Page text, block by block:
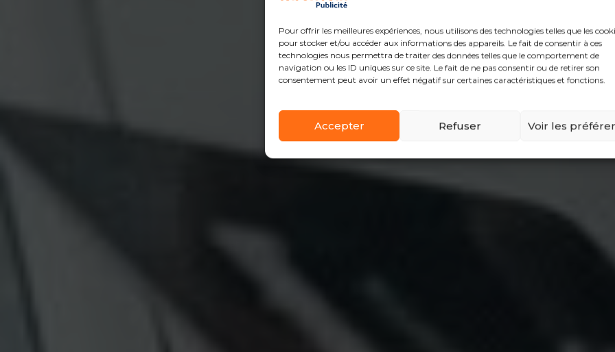
Pour offrir les meilleures expériences, nous utilisons des technologies telles que les
pour stocker et/ou accéder aux informations des appareils. Le fait de consentir à ces
technologies nous permettra de traiter des données telles que le comportement de
navigation ou les ID uniques sur ce site. Le fait de ne pas consentir ou de retirer son
consentement peut avoir un effet négatif sur certaines caractéristiques et fonctions.
Accepter Refuser Voir les